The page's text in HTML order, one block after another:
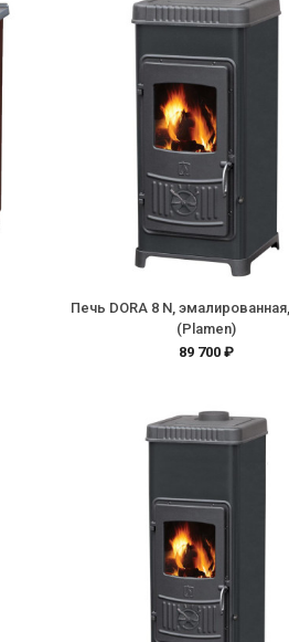
Печь DORA 8 N,
(Plamen)
89 700 ₽